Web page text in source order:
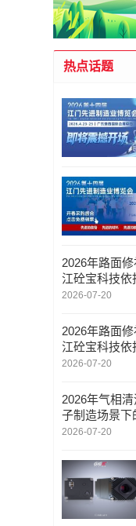
热点话题
2026年路面
江砼宝科技依
程应用解析
2026-07-20
2026年路面
江砼宝科技依
程应用解析
2026-07-20
2026年气相
子制造场景下
解析
2026-07-20